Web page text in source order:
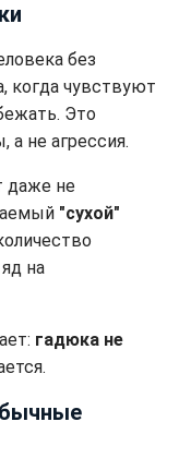
без
когда чувствуют
Это
а не агрессия.
даже не
"сухой"
на
гадюка не